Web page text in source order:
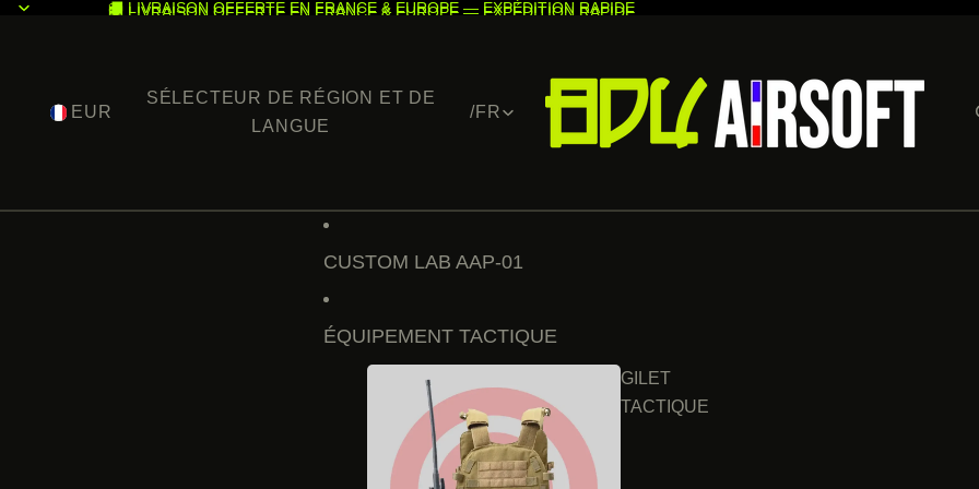
🚚 LIVRAISON OFFERTE EN FRANCE & EUROPE — EXPÉDITION RAPIDE
🚚 LIVRAISON OFFERTE EN FRANCE & EUROPE — EXPÉDITION RAPIDE
EUR
SÉLECTEUR DE RÉGION ET DE
LANGUE
/FR
CUSTOM LAB AAP-01
ÉQUIPEMENT TACTIQUE
GILET
TACTIQUE